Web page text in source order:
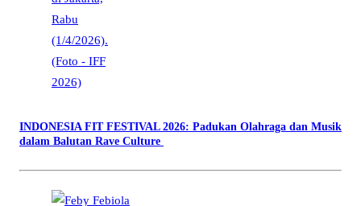
INDONESIA FIT FESTIVAL 2026: Padukan Olahraga dan Musik
dalam Balutan Rave Culture